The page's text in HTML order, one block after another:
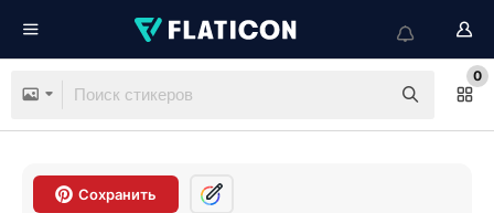
0
Сохранить